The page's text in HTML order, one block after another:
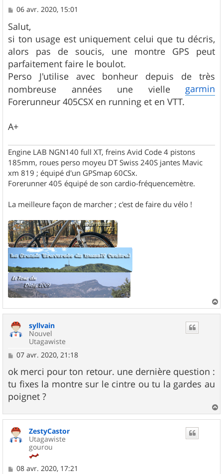
M
s
s
a
g
e
06 avr. 2020, 15:01
Salut,
si ton usage est uniquement celui que tu décris,
alors pas de soucis, une montre GPS peut
parfaitement faire le boulot.
Perso J'utilise avec bonheur depuis de très
nombreuse années une vielle garmin
Forerunneur 405CSX en running et en VTT.
A+
Engine LAB NGN140 full XT, freins Avid Code 4 pistons
185mm, roues perso moyeu DT Swiss 240S jantes Mavic
xm 819 ; équipé d'un GPSmap 60CSx.
Forerunner 405 équipé de son cardio-fréquencemètre.
La meilleure façon de marcher ; c'est de faire du vélo !
a
syllvain
Nouvel
Utagawiste
M
s
s
a
g
e
07 avr. 2020, 21:18
ok merci pour ton retour. une dernière question :
tu fixes la montre sur le cintre ou tu la gardes au
poignet ?
a
ZestyCastor
Utagawiste
gourou
M
08 avr. 2020, 17:21